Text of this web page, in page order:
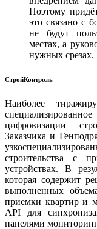
Поэтому
это связано с
не будут
местах, а
нужных срезах.
СтройКонтроль
Наиболее
цифровизации
Заказчика и
строительства с
устройствах. В
которая содержит
выполненных
приемки квартир и
API для
панелями